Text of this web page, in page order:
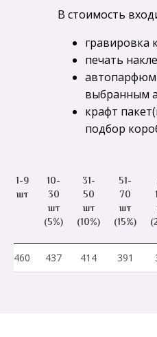
В стоимость
гравировка
печать
автопарфюм
выбранным
крафт
подбор
1-9
шт
10-
30
шт
(5%)
31-
50
шт
(10%)
51-
70
шт
(15%)
460 437 414 391